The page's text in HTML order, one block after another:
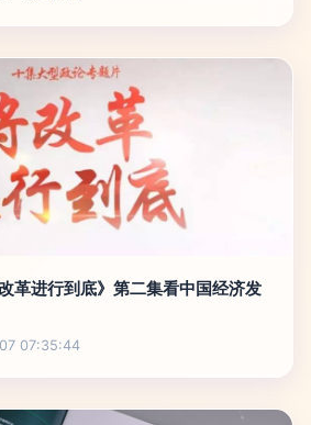
革进行到底》第二集看中国经济发
07:35:44